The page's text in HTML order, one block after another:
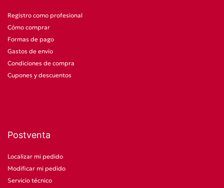
Registro como profesional
Cómo comprar
Formas de pago
Gastos de envío
Condiciones de compra
Cupones y descuentos
Postventa
Localizar mi pedido
Modificar mi pedido
Servicio técnico